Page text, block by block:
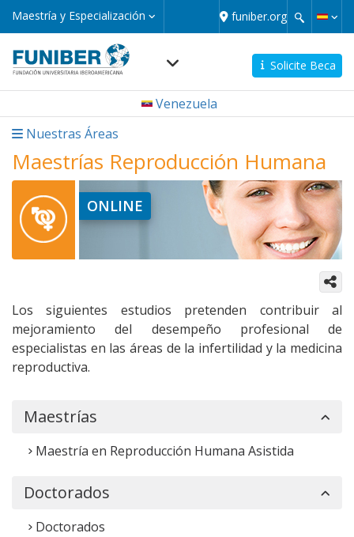
Pasar
principal
Maestría y Especialización
Maestría
y
funiber.org
Solicite Beca
Navegación
micro
Venezuela
Nuestras Áreas
Maestrías Reproducción Humana
ONLINE
Los siguientes estudios pretenden contribuir al
mejoramiento del desempeño profesional de
especialistas en las áreas de la infertilidad y la medicina
reproductiva.
Maestrías
Maestría en Reproducción Humana Asistida
Doctorados
Doctorados